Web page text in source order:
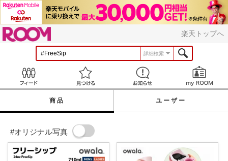
楽天トップへ
詳細検索
見つける お知らせ
商品 ユーザー
#オリジナル写真